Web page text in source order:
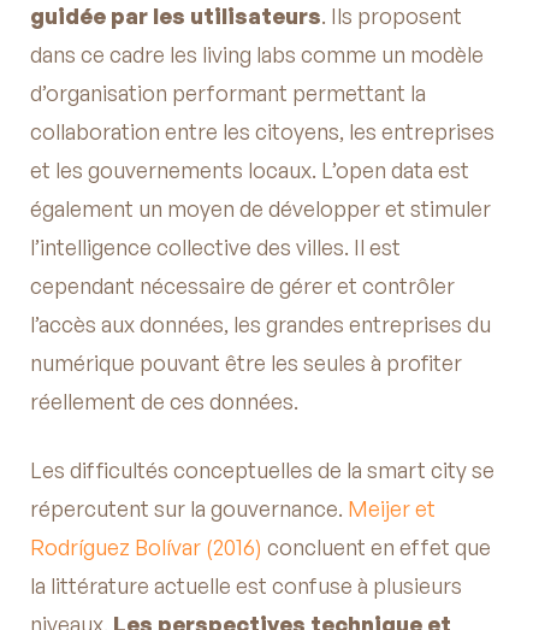
guidée par les utilisateurs. Ils proposent
dans ce cadre les living labs comme un modèle
d’organisation performant permettant la
collaboration entre les citoyens, les entreprises
et les gouvernements locaux. L’open data est
également un moyen de développer et stimuler
l’intelligence collective des villes. Il est
cependant nécessaire de gérer et contrôler
l’accès aux données, les grandes entreprises du
numérique pouvant être les seules à profiter
réellement de ces données.
Les difficultés conceptuelles de la smart city se
répercutent sur la gouvernance. Meijer et
Rodríguez Bolívar (2016) concluent en effet que
la littérature actuelle est confuse à plusieurs
niveaux. Les perspectives technique et